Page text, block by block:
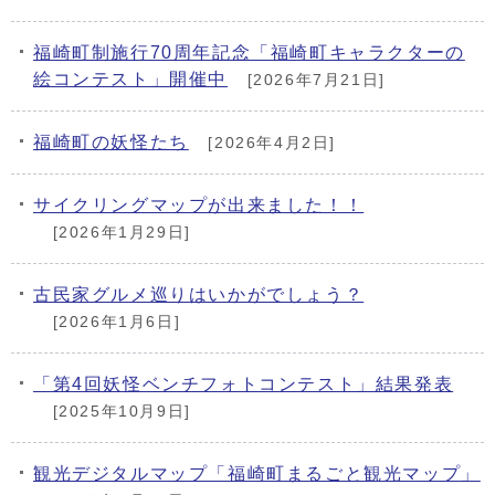
福崎町制施行70周年記念「福崎町キャラクターの
絵コンテスト」開催中
[2026年7月21日]
福崎町の妖怪たち [2026年4月2日]
サイクリングマップが出来ました！！
[2026年1月29日]
古民家グルメ巡りはいかがでしょう？
[2026年1月6日]
「第4回妖怪ベンチフォトコンテスト」結果発表
[2025年10月9日]
観光デジタルマップ「福崎町まるごと観光マップ」